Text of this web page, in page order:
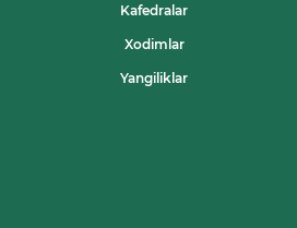
Kafedralar
Xodimlar
Yangiliklar